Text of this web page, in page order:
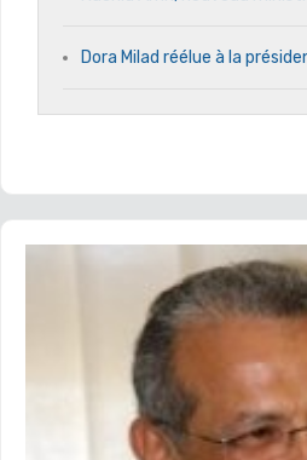
Dora Milad réélue à la